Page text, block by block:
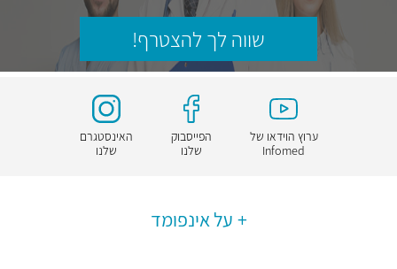
שווה לך להצטרף!
ערוץ הוידאו של
Infomed
הפייסבוק
שלנו
האינסטגרם
שלנו
על אינפומד